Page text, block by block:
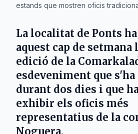
estands que mostren oficis
La localitat de Ponts
aquest cap de setmana
edició de la
esdeveniment que
durant dos dies i que
exhibir els oficis més
representatius de la
Noguera.